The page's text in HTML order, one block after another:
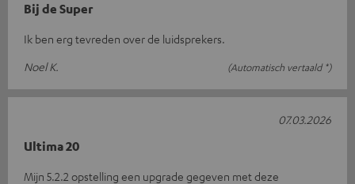
Bij de Super
Ik ben erg tevreden over de luidsprekers.
Noel K.
(Automatisch vertaald *)
Ultima 20
Mijn 5.2.2 opstelling een upgrade gegeven met deze
07.03.2026